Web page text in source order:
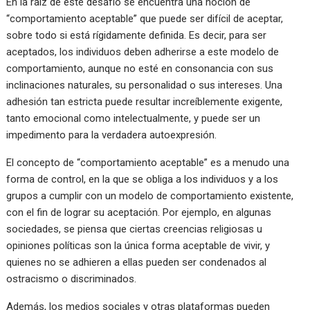
“comportamiento aceptable” que puede ser difícil de aceptar,
sobre todo si está rígidamente definida. Es decir, para ser
aceptados, los individuos deben adherirse a este modelo de
comportamiento, aunque no esté en consonancia con sus
inclinaciones naturales, su personalidad o sus intereses. Una
adhesión tan estricta puede resultar increíblemente exigente,
tanto emocional como intelectualmente, y puede ser un
impedimento para la verdadera autoexpresión.
El concepto de “comportamiento aceptable” es a menudo una
forma de control, en la que se obliga a los individuos y a los
grupos a cumplir con un modelo de comportamiento existente,
con el fin de lograr su aceptación. Por ejemplo, en algunas
sociedades, se piensa que ciertas creencias religiosas u
opiniones políticas son la única forma aceptable de vivir, y
quienes no se adhieren a ellas pueden ser condenados al
ostracismo o discriminados.
Además, los medios sociales y otras plataformas pueden